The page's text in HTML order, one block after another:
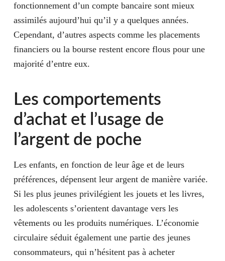
fonctionnement d’un compte bancaire sont mieux
assimilés aujourd’hui qu’il y a quelques années.
Cependant, d’autres aspects comme les placements
financiers ou la bourse restent encore flous pour une
majorité d’entre eux.
Les comportements
d’achat et l’usage de
l’argent de poche
Les enfants, en fonction de leur âge et de leurs
préférences, dépensent leur argent de manière variée.
Si les plus jeunes privilégient les jouets et les livres,
les adolescents s’orientent davantage vers les
vêtements ou les produits numériques. L’économie
circulaire séduit également une partie des jeunes
consommateurs, qui n’hésitent pas à acheter